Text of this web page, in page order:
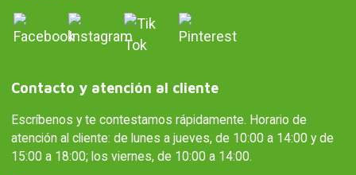
Contacto y atención al cliente
Escríbenos y te contestamos rápidamente. Horario de
atención al cliente: de lunes a jueves, de 10:00 a 14:00 y de
15:00 a 18:00; los viernes, de 10:00 a 14:00.